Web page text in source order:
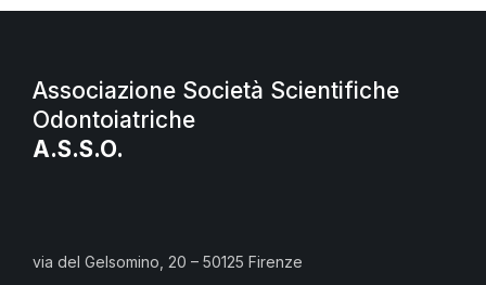
Associazione Società Scientifiche
Odontoiatriche
A.S.S.O.
via del Gelsomino, 20 – 50125 Firenze